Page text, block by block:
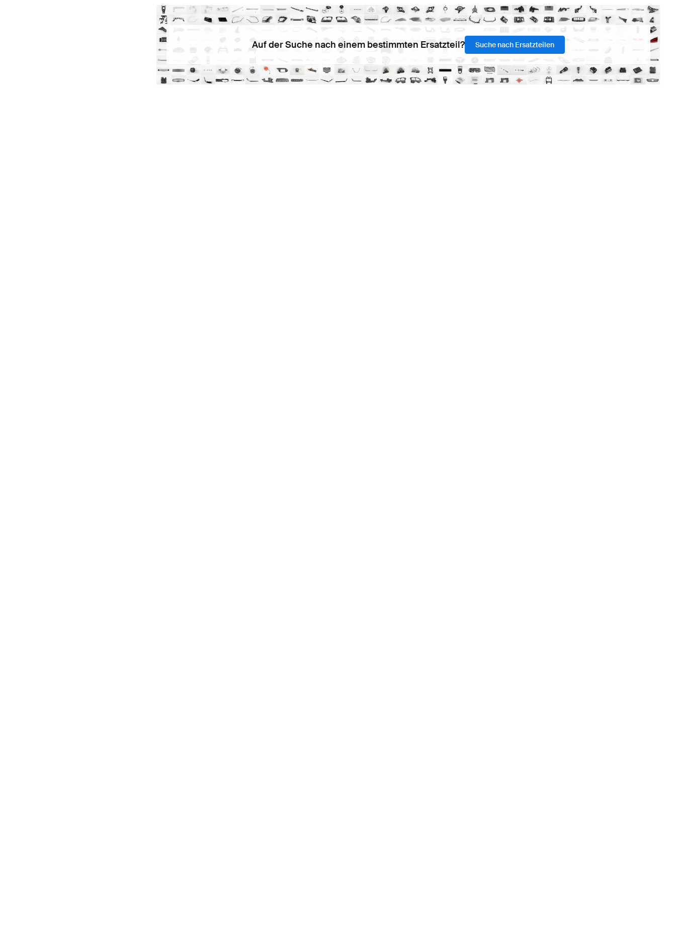
Auf der Suche nach einem bestimmten Ersatzteil? Suche nach Ersatzteilen